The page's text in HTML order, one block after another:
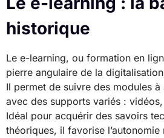
historique
Le e-learning, ou formation en
pierre angulaire de la
Il permet de suivre des modules
avec des supports variés :
Idéal pour acquérir des savoirs
théoriques, il favorise l’autonomie